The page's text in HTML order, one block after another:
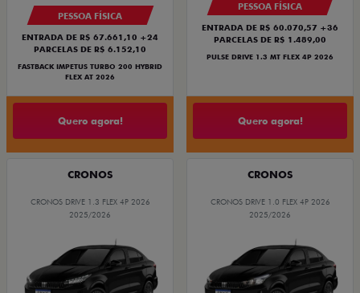
PESSOA FÍSICA
ENTRADA DE R$ 67.661,10 +24
PARCELAS DE R$ 6.152,10
FASTBACK IMPETUS TURBO 200 HYBRID
FLEX AT 2026
Quero agora!
PESSOA FÍSICA
ENTRADA DE R$ 60.070,57 +36
PARCELAS DE R$ 1.489,00
PULSE DRIVE 1.3 MT FLEX 4P 2026
Quero agora!
CRONOS
CRONOS DRIVE 1.3 FLEX 4P 2026
2025/2026
CRONOS
CRONOS DRIVE 1.0 FLEX 4P 2026
2025/2026